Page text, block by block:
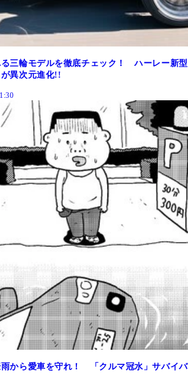
三輪モデルを徹底チェック！ ハーレー新型
が異次元進化!!
雨から愛車を守れ！ 「クルマ冠水」サバイバ